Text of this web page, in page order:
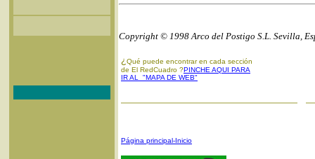
Copyright © 1998 Arco del Postigo S.L. Sevilla,
¿ Qué puede encontrar en cada sección
de El RedCuadro ?PINCHE AQUI PARA
IR AL "MAPA DE WEB"
Página principal-Inicio